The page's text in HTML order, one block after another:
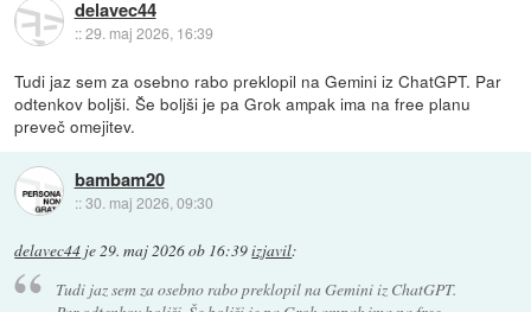
delavec44
::29. maj 2026, 16:39
Tudi jaz sem za osebno rabo preklopil na Gemini iz ChatGPT. Par
odtenkov boljši. Še boljši je pa Grok ampak ima na free planu
preveč omejitev.
bambam20
::30. maj 2026, 09:30
delavec44 je 29. maj 2026 ob 16:39izjavil:
Tudi jaz sem za osebno rabo preklopil na Gemini iz ChatGPT.